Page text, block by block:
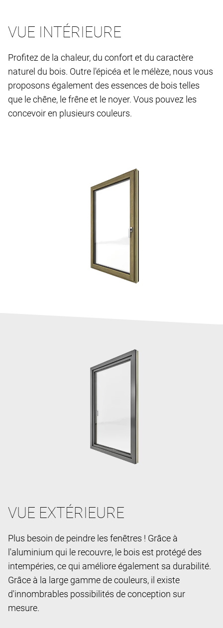
VUE INTÉRIEURE
Profitez de la chaleur, du confort et du caractère
naturel du bois. Outre l'épicéa et le mélèze, nous vous
proposons également des essences de bois telles
que le chêne, le frêne et le noyer. Vous pouvez les
concevoir en plusieurs couleurs.
VUE EXTÉRIEURE
Plus besoin de peindre les fenêtres ! Grâce à
l'aluminium qui le recouvre, le bois est protégé des
intempéries, ce qui améliore également sa durabilité.
Grâce à la large gamme de couleurs, il existe
d'innombrables possibilités de conception sur
mesure.